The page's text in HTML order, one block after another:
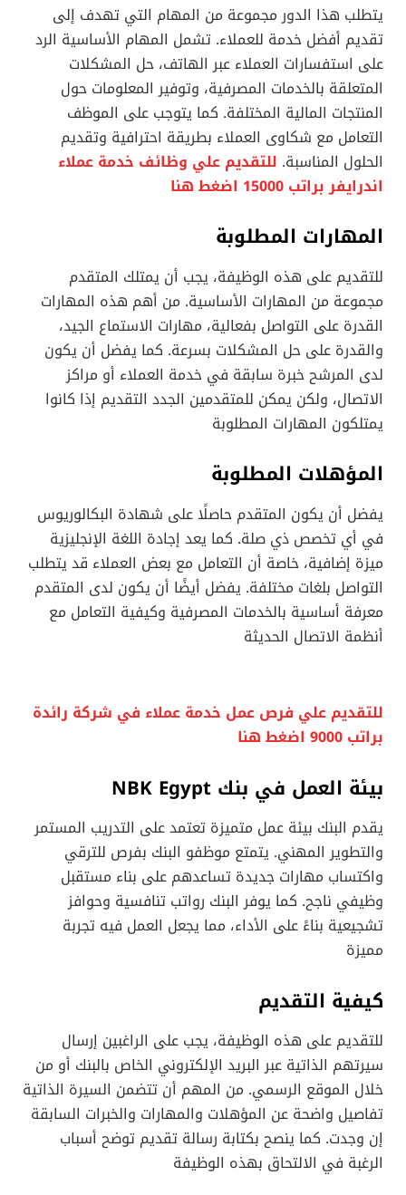
يتطلب هذا الدور مجموعة من المهام التي تهدف إلى
تقديم أفضل خدمة للعملاء. تشمل المهام الأساسية الرد
على استفسارات العملاء عبر الهاتف، حل المشكلات
المتعلقة بالخدمات المصرفية، وتوفير المعلومات حول
المنتجات المالية المختلفة. كما يتوجب على الموظف
التعامل مع شكاوى العملاء بطريقة احترافية وتقديم
الحلول المناسبة. للتقديم علي وظائف خدمة عملاء
اندرايفر براتب 15000 اضغط هنا
المهارات المطلوبة
للتقديم على هذه الوظيفة، يجب أن يمتلك المتقدم
مجموعة من المهارات الأساسية. من أهم هذه المهارات
القدرة على التواصل بفعالية، مهارات الاستماع الجيد،
والقدرة على حل المشكلات بسرعة. كما يفضل أن يكون
لدى المرشح خبرة سابقة في خدمة العملاء أو مراكز
الاتصال، ولكن يمكن للمتقدمين الجدد التقديم إذا كانوا
يمتلكون المهارات المطلوبة
المؤهلات المطلوبة
يفضل أن يكون المتقدم حاصلًا على شهادة البكالوريوس
في أي تخصص ذي صلة. كما يعد إجادة اللغة الإنجليزية
ميزة إضافية، خاصة أن التعامل مع بعض العملاء قد يتطلب
التواصل بلغات مختلفة. يفضل أيضًا أن يكون لدى المتقدم
معرفة أساسية بالخدمات المصرفية وكيفية التعامل مع
أنظمة الاتصال الحديثة
للتقديم علي فرص عمل خدمة عملاء في شركة رائدة
براتب 9000 اضغط هنا
بيئة العمل في بنك NBK Egypt
يقدم البنك بيئة عمل متميزة تعتمد على التدريب المستمر
والتطوير المهني. يتمتع موظفو البنك بفرص للترقي
واكتساب مهارات جديدة تساعدهم على بناء مستقبل
وظيفي ناجح. كما يوفر البنك رواتب تنافسية وحوافز
تشجيعية بناءً على الأداء، مما يجعل العمل فيه تجربة
مميزة
كيفية التقديم
للتقديم على هذه الوظيفة، يجب على الراغبين إرسال
سيرتهم الذاتية عبر البريد الإلكتروني الخاص بالبنك أو من
خلال الموقع الرسمي. من المهم أن تتضمن السيرة الذاتية
تفاصيل واضحة عن المؤهلات والمهارات والخبرات السابقة
إن وجدت. كما ينصح بكتابة رسالة تقديم توضح أسباب
الرغبة في الالتحاق بهذه الوظيفة